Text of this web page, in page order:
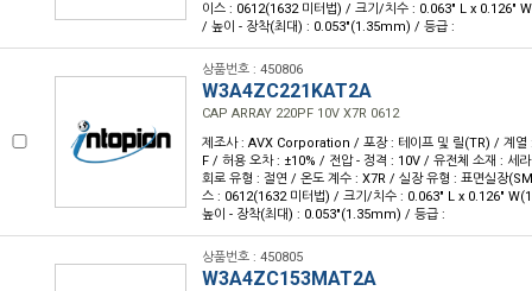
이스 : 0612(1632 미터법) / 크기/치수 : 0.063" L x 0.126"
/ 높이 - 장착(최대) : 0.053"(1.35mm) / 등급 :
상품번호 : 450806
W3A4ZC221KAT2A
CAP ARRAY 220PF 10V X7R 0612
제조사 : AVX Corporation / 포장 : 테이프 및 릴(TR) / 계
F / 허용 오차 : ±10% / 전압 - 정격 : 10V / 유전체 소재 : 세
회로 유형 : 절연 / 온도 계수 : X7R / 실장 유형 : 표면실장
스 : 0612(1632 미터법) / 크기/치수 : 0.063" L x 0.126"
높이 - 장착(최대) : 0.053"(1.35mm) / 등급 :
상품번호 : 450805
W3A4ZC153MAT2A